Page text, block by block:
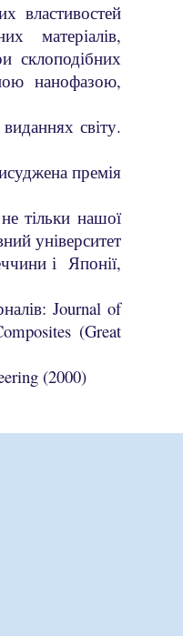
властивостей
матеріалів,
склоподібних
нанофазою,
світу.
премія
тільки нашої
університет
і Японії,
Journal of
(Great
(2000)